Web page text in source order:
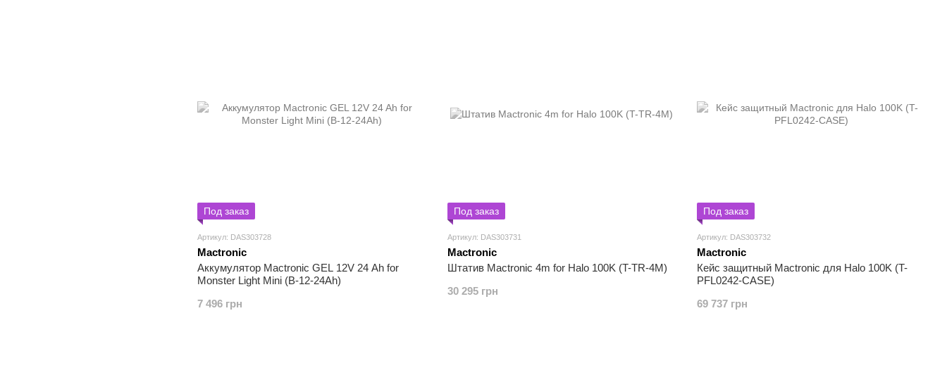
Под заказ
Артикул: DAS303728
Mactronic
Аккумулятор Mactronic GEL 12V 24 Ah for
Monster Light Mini (B-12-24Ah)
7 496 грн
Под заказ
Артикул: DAS303731
Mactronic
Штатив Mactronic 4m for Halo 100K (T-TR-4M)
30 295 грн
Под заказ
Артикул: DAS303732
Mactronic
Кейс защитный Mactronic для Halo 100K (T-
PFL0242-CASE)
69 737 грн